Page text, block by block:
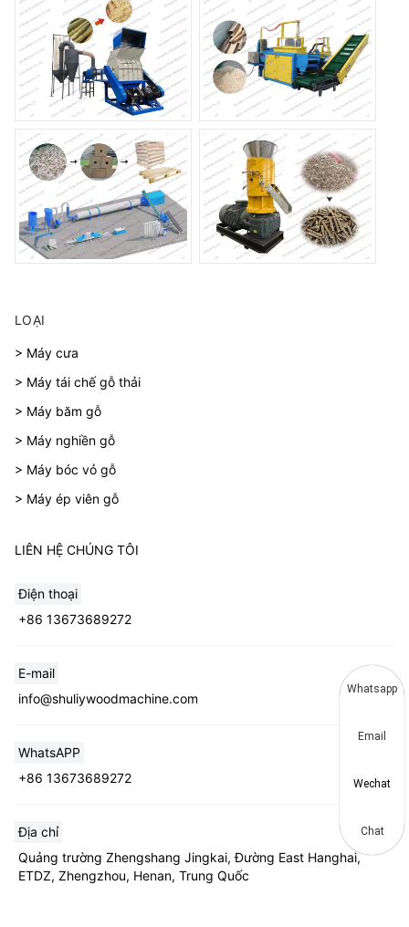
LOẠI
> Máy cưa
> Máy tái chế gỗ thải
> Máy băm gỗ
> Máy nghiền gỗ
> Máy bóc vỏ gỗ
> Máy ép viên gỗ
LIÊN HỆ CHÚNG TÔI
Điện thoại
+86 13673689272
E-mail
info@shuliywoodmachine.com
WhatsAPP
+86 13673689272
Địa chỉ
Quảng trường Zhengshang Jingkai, Đường East Hanghai,
ETDZ, Zhengzhou, Henan, Trung Quốc
Whatsapp
Email
Wechat
Chat